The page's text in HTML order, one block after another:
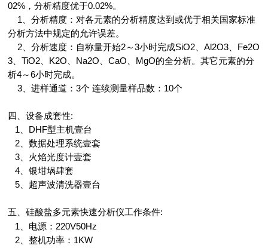
02%，分析精度优于0.02%。
1、分析精度：对各元素的分析精度达到或优于相关国家标准
分析方法中规定的允许误差。
2、分析速度：自称量开始2～3小时完成SiO2、Al2O3、Fe2O
3、TiO2、K2O、Na2O、CaO、MgO的全分析。其它元素的分
析4～6小时完成。
3、进样通道：3个 连续测量样品数：10个
四、设备成套性:
1、DHF型主机壹台
2、数据处理系统壹套
3、火焰光度计壹套
4、银坩埚肆套
5、超声波清洗器壹台
五、硅酸盐多元素快速分析仪工作条件:
1、电源：220V50Hz
2、整机功率：1KW